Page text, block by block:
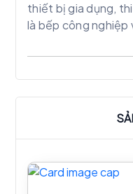
thiết bị gia dụng,
là bếp công nghiệp
ghỉ sét trong nhà